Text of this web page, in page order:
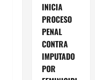
INICIA
PROCESO
PENAL
CONTRA
IMPUTADO
POR